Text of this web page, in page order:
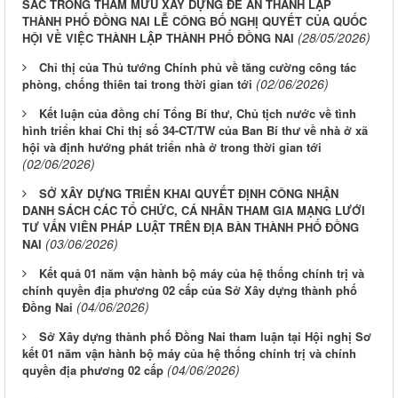
SẮC TRONG THAM MƯU XÂY DỰNG ĐỀ ÁN THÀNH LẬP
THÀNH PHỐ ĐỒNG NAI LỄ CÔNG BỐ NGHỊ QUYẾT CỦA QUỐC
HỘI VỀ VIỆC THÀNH LẬP THÀNH PHỐ ĐỒNG NAI (28/05/2026)
Chỉ thị của Thủ tướng Chính phủ về tăng cường công tác
phòng, chống thiên tai trong thời gian tới (02/06/2026)
Kết luận của đồng chí Tổng Bí thư, Chủ tịch nước về tình
hình triển khai Chỉ thị số 34-CT/TW của Ban Bí thư về nhà ở xã
hội và định hướng phát triển nhà ở trong thời gian tới
(02/06/2026)
SỞ XÂY DỰNG TRIỂN KHAI QUYẾT ĐỊNH CÔNG NHẬN
DANH SÁCH CÁC TỔ CHỨC, CÁ NHÂN THAM GIA MẠNG LƯỚI
TƯ VẤN VIÊN PHÁP LUẬT TRÊN ĐỊA BÀN THÀNH PHỐ ĐỒNG
NAI (03/06/2026)
Kết quả 01 năm vận hành bộ máy của hệ thống chính trị và
chính quyền địa phương 02 cấp của Sở Xây dựng thành phố
Đồng Nai (04/06/2026)
Sở Xây dựng thành phố Đồng Nai tham luận tại Hội nghị Sơ
kết 01 năm vận hành bộ máy của hệ thống chính trị và chính
quyền địa phương 02 cấp (04/06/2026)